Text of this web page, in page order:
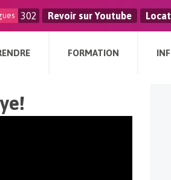
302 Revoir sur Youtube
FORMATION